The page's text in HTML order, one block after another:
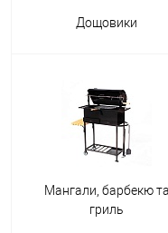
Дощовики
Мангали, барбекю та
гриль